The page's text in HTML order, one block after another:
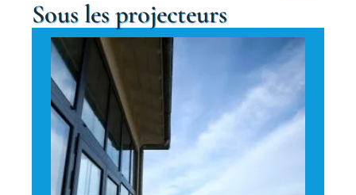
Sous les projecteurs